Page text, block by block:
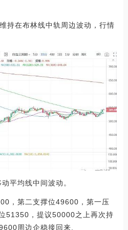
持在布林线中轨周边波动，行情
平均线中间波动。
，第二支撑位49600，第一压
51350，提议50000之上再次持
周边企稳接回来.